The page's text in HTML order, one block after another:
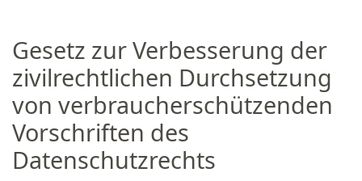
Gesetz zur Verbesserung der
zivilrechtlichen Durchsetzung
von verbraucherschützenden
Vorschriften des
Datenschutzrechts